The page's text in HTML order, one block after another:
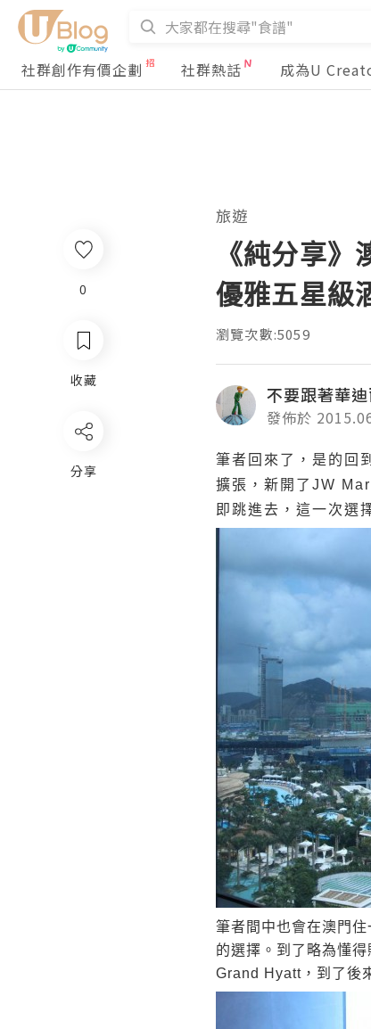
社群創作有價企劃
社群熱話 成為U
0
收藏
分享
旅遊
《純分享
優雅五星級
瀏覽次數:5059
不要跟著華
發佈於
筆者回來了，是的回
擴張，新開了JW
即跳進去，這一次選
筆者間中也會在澳門
的選擇。到了略為懂
Grand Hyatt，到了後